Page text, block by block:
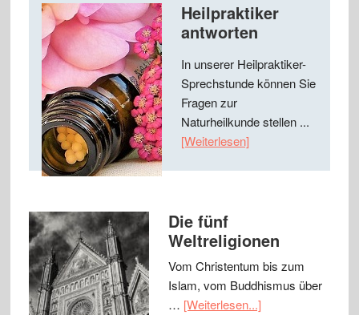
Heilpraktiker
antworten
In unserer Heilpraktiker-
Sprechstunde können Sie
Fragen zur
Naturheilkunde stellen ...
[Weiterlesen]
Die fünf
Weltreligionen
Vom Christentum bis zum
Islam, vom Buddhismus über
… [Weiterlesen...]